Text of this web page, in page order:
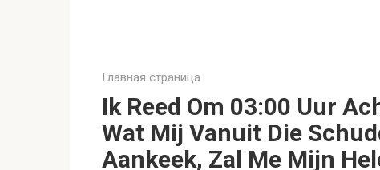
Главная страница
Ik Reed Om 03:00 Uur
Wat Mij Vanuit Die
Aankeek, Zal Me Mijn